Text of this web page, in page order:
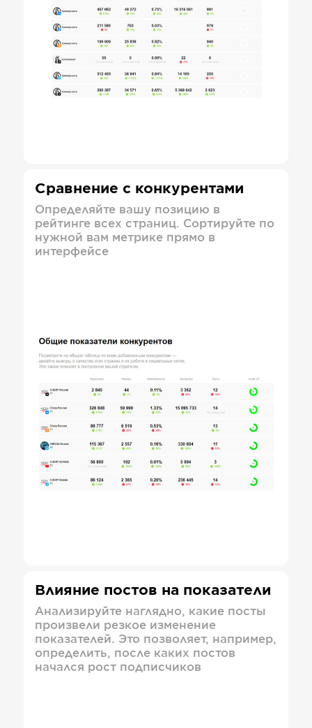
Сравнение с конкурентами
Определяйте вашу позицию в
рейтинге всех страниц. Сортируйте по
нужной вам метрике прямо в
интерфейсе
Влияние постов на показатели
Анализируйте наглядно, какие посты
произвели резкое изменение
показателей. Это позволяет, например,
определить, после каких постов
начался рост подписчиков